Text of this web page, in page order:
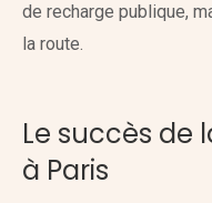
de recharge publique,
la route.
Le succès de
à Paris